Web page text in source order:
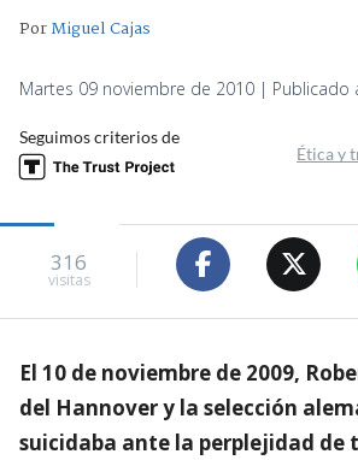
PorMiguel Cajas
Martes 09 noviembre de 2010 | Publicado
Seguimos criterios de
Ética y
316
visitas
El 10 de noviembre de 2009,
del Hannover y la selección
suicidaba ante la perplejidad de